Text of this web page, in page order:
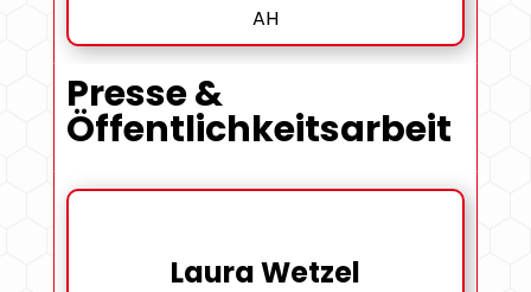
AH
Presse &
Öffentlichkeitsarbeit
Laura Wetzel